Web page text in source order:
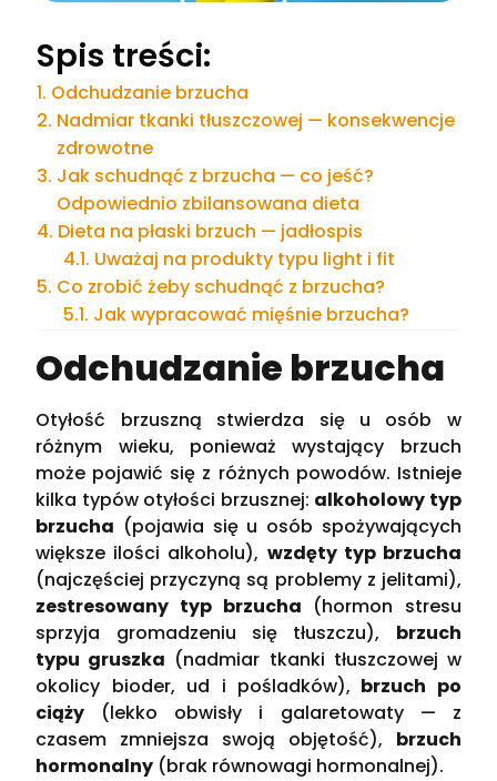
Spis treści:
Odchudzanie brzucha
Nadmiar tkanki tłuszczowej — konsekwencje
zdrowotne
Jak schudnąć z brzucha — co jeść?
Odpowiednio zbilansowana dieta
Dieta na płaski brzuch — jadłospis
Uważaj na produkty typu light i fit
Co zrobić żeby schudnąć z brzucha?
Jak wypracować mięśnie brzucha?
Odchudzanie brzucha
Otyłość brzuszną stwierdza się u osób w
różnym wieku, ponieważ wystający brzuch
może pojawić się z różnych powodów. Istnieje
kilka typów otyłości brzusznej: alkoholowy typ
brzucha (pojawia się u osób spożywających
większe ilości alkoholu), wzdęty typ brzucha
(najczęściej przyczyną są problemy z jelitami),
zestresowany typ brzucha (hormon stresu
sprzyja gromadzeniu się tłuszczu), brzuch
typu gruszka (nadmiar tkanki tłuszczowej w
okolicy bioder, ud i pośladków), brzuch po
ciąży (lekko obwisły i galaretowaty — z
czasem zmniejsza swoją objętość), brzuch
hormonalny (brak równowagi hormonalnej).